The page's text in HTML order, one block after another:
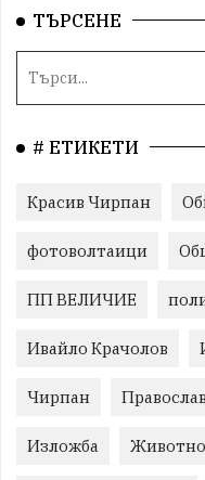
ТЪРСЕНЕ
# ЕТИКЕТИ
Красив Чирпан
фотоволтаици
ПП ВЕЛИЧИЕ
Ивайло Крачолов
Чирпан
Изложба